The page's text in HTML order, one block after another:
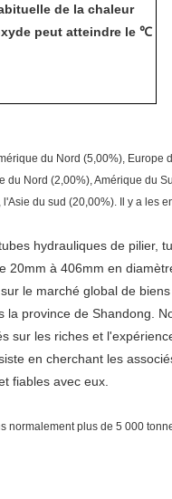
de la chaleur
peut atteindre le ℃
du Nord (5,00%), Europe
du Nord (2,00%), Amérique du
du sud (20,00%). Il y a les
hydrauliques de pilier,
20mm à 406mm en
le marché global de biens
la province de Shandong.
sur les riches et
en cherchant les
fiables avec eux.
normalement plus de 5 000